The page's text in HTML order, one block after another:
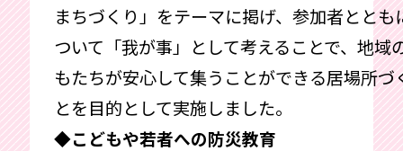
まちづくり」をテーマに掲げ、参加者とと
ついて「我が事」として考えることで、地域
もたちが安心して集うことができる居場所
とを目的として実施しました。
◆こどもや若者への防災教育